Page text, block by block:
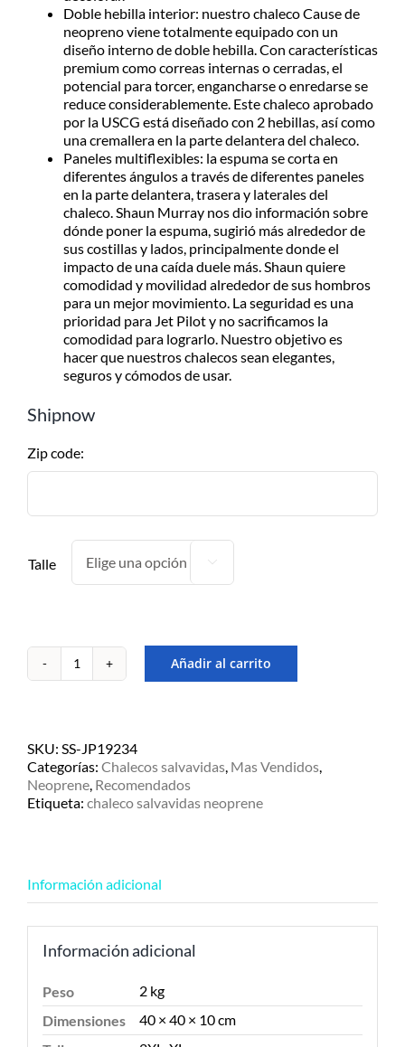
Doble hebilla interior: nuestro chaleco Cause de
neopreno viene totalmente equipado con un
diseño interno de doble hebilla. Con características
premium como correas internas o cerradas, el
potencial para torcer, engancharse o enredarse se
reduce considerablemente. Este chaleco aprobado
por la USCG está diseñado con 2 hebillas, así como
una cremallera en la parte delantera del chaleco.
Paneles multiflexibles: la espuma se corta en
diferentes ángulos a través de diferentes paneles
en la parte delantera, trasera y laterales del
chaleco. Shaun Murray nos dio información sobre
dónde poner la espuma, sugirió más alrededor de
sus costillas y lados, principalmente donde el
impacto de una caída duele más. Shaun quiere
comodidad y movilidad alrededor de sus hombros
para un mejor movimiento. La seguridad es una
prioridad para Jet Pilot y no sacrificamos la
comodidad para lograrlo. Nuestro objetivo es
hacer que nuestros chalecos sean elegantes,
seguros y cómodos de usar.
Shipnow
Zip code:
Talle 
Chaleco
Alta
Flotabilidad
-
Azul
Añadir al carrito
SKU: SS-JP19234
Categorías: Chalecos salvavidas Mas Vendidos
Neoprene Recomendados
Etiqueta: chaleco salvavidas neoprene
Información adicional
Información adicional
Peso
2 kg
Dimensiones
40 × 40 × 10 cm